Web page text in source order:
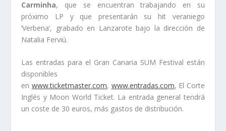
Carminha, que se encuentran trabajando en su
próximo LP y que presentarán su hit veraniego
‘Verbena’, grabado en Lanzarote bajo la dirección de
Natalia Ferviú.
Las entradas para el Gran Canaria SUM Festival están
disponibles
en www.ticketmaster.com, www.entradas.com, El Corte
Inglés y Moon World Ticket. La entrada general tendrá
un coste de 30 euros, más gastos de distribución.